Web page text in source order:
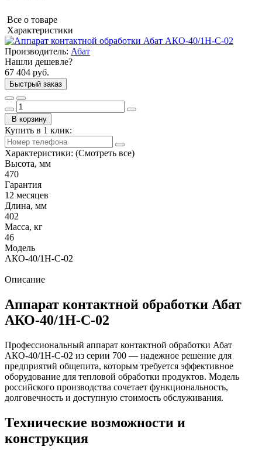
Все о товаре
Характеристики
Производитель: Абат
Нашли дешевле?
67 404 руб.
Быстрый заказ
В корзину
Купить в 1 клик:
Характеристики: (Смотреть все)
Высота, мм
470
Гарантия
12 месяцев
Длина, мм
402
Масса, кг
46
Модель
АКО-40/1Н-С-02
Описание
Аппарат контактной обработки Абат
АКО-40/1Н-С-02
Профессиональный аппарат контактной обработки Абат
АКО-40/1Н-С-02 из серии 700 — надежное решение для
предприятий общепита, которым требуется эффективное
оборудование для тепловой обработки продуктов. Модель
российского производства сочетает функциональность,
долговечность и доступную стоимость обслуживания.
Технические возможности и
конструкция